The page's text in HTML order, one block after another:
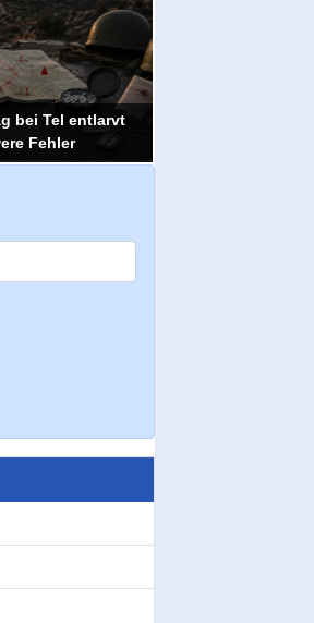
bei Tel entlarvt
Fehler